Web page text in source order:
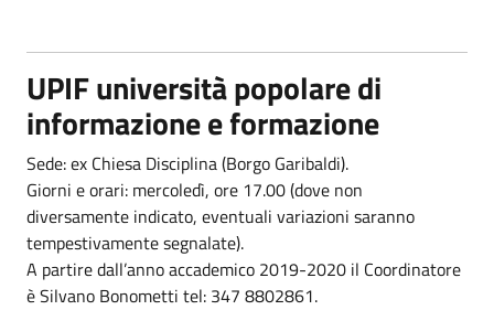
UPIF università popolare di
informazione e formazione
Sede: ex Chiesa Disciplina (Borgo Garibaldi).
Giorni e orari: mercoledì, ore 17.00 (dove non
diversamente indicato, eventuali variazioni saranno
tempestivamente segnalate).
A partire dall’anno accademico 2019-2020 il Coordinatore
è Silvano Bonometti tel: 347 8802861.